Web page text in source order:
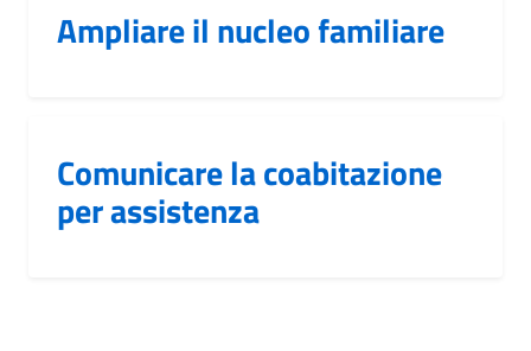
Ampliare il nucleo familiare
Comunicare la coabitazione
per assistenza